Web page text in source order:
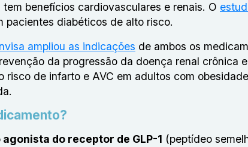
benefícios cardiovasculares e renais. O
pacientes diabéticos de alto risco.
ampliou as indicações de ambos os
da progressão da doença renal crônica
risco de infarto e AVC em adultos com
agonista do receptor de GLP-1 (peptídeo